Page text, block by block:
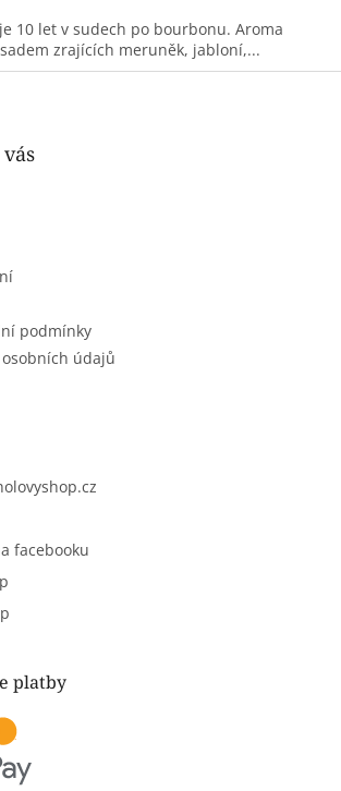
10 let v sudech po bourbonu. Aroma
zrajících meruněk, jabloní,...
podmínky
údajů
facebooku
platby